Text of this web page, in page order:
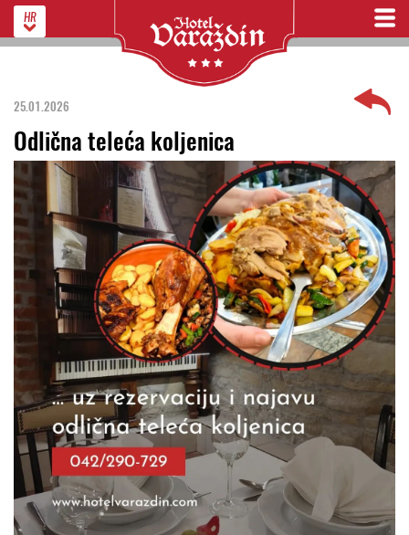
HR
25.01.2026
Odlična teleća koljenica